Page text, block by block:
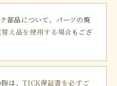
部品について、パーツの廃
替え品を使用する場合もござ
は、TICK保証書を必ずご